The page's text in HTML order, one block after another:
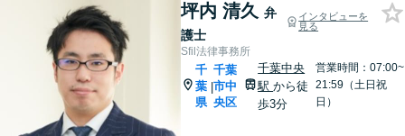
坪内 清久 弁
護士
インタビューを
見る
Sfil法律事務所
千
葉
県
|
千葉
市中
央区
千葉中央
駅から徒
歩3分
営業時間：07:00~
21:59（土日祝
日）